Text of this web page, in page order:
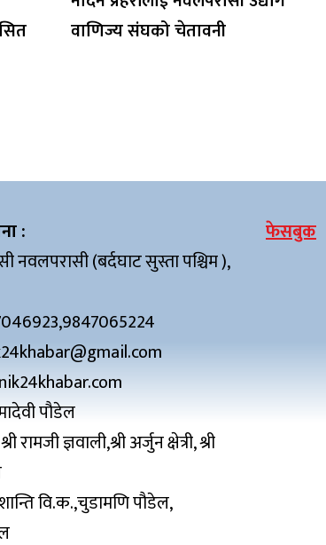
वाणिज्य संघको चेतावनी
:
नवलपरासी (बर्दघाट सुस्ता पश्चिम ),
पौडेल
श्री रामजी ज्ञवाली,श्री अर्जुन क्षेत्री, श्री
वि.क.,चुडामणि पौडेल,
फेसबुक